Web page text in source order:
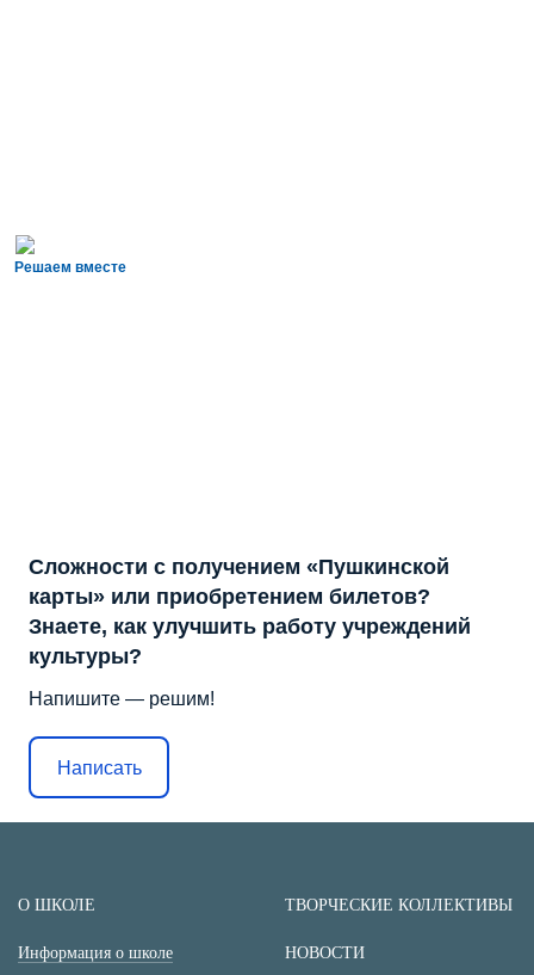
Решаем вместе
Сложности с получением «Пушкинской
карты» или приобретением билетов?
Знаете, как улучшить работу учреждений
культуры?
Напишите — решим!
Написать
О ШКОЛЕ
Информация о школе
ТВОРЧЕСКИЕ КОЛЛЕКТИВЫ
НОВОСТИ